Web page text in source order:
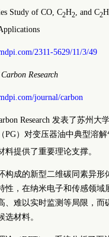
Study of CO, C2H2, and C2H
2311-5629/11/3/49
Research
journal/carbon
Research 发表了苏州
PG）对变压器油中典型溶解
提供了重要理论支撑。
构成的新型二维碳同素异
性，在纳米电子和传感领
、难以实时监测等局限，
材料。